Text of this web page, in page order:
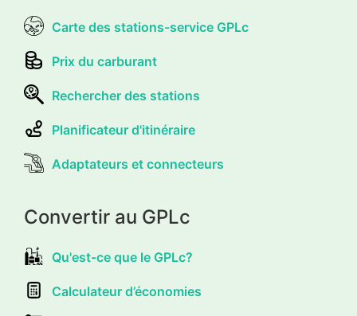
Carte des stations-service GPLc
Prix du carburant
Rechercher des stations
Planificateur d'itinéraire
Adaptateurs et connecteurs
Convertir au GPLc
Qu'est-ce que le GPLc?
Calculateur d’économies